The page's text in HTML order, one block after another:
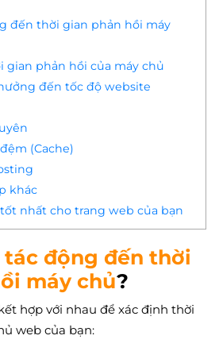
đến thời gian phản hồi máy
gian phản hồi của máy chủ
đến tốc độ website
(Cache)
khác
nhất cho trang web của bạn
tác động đến thời
máy chủ?
hợp với nhau để xác định thời
web của bạn: